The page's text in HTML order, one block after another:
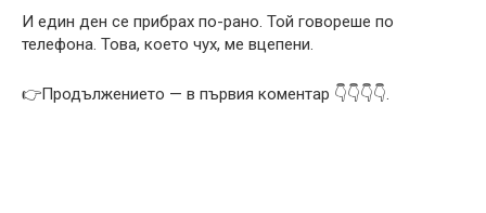
И един ден се прибрах по-рано. Той говореше по
телефона. Това, което чух, ме вцепени.
👉Продължението — в първия коментар 👇👇👇👇.